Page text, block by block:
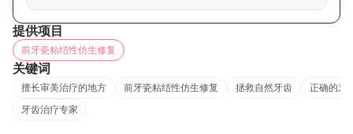
提供项目
前牙瓷粘结性仿生修复
关键词
擅长审美治疗的地方 前牙瓷粘结性仿生修复 拯救自然牙齿
正确的牙
牙齿治疗专家